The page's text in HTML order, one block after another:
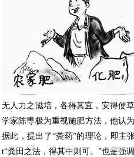
无人力之滋培，各得其宜，安得使
学家陈尃极为重视施肥方法，他认
据此，提出了“粪药”的理论，即主
t“粪田之法，得其中则可。”也是强